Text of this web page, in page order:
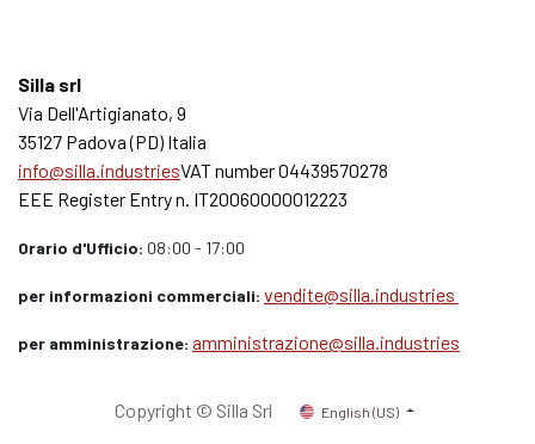
Silla srl
Via Dell'Artigianato, 9
35127 Padova (PD) Italia
info@silla.industriesVAT number 04439570278
EEE Register Entry n. IT20060000012223
Orario d'Ufficio: 08:00 - 17:00
per informazioni commerciali: vendite@silla.industries
per amministrazione: amministrazione@silla.industries
Copyright © Silla Srl English (US)